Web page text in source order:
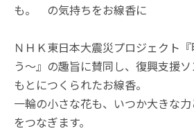
も。 の気持ちをお線香に
ＮＨＫ東日本大震災プロジェクト
う〜』の趣旨に賛同し、復興支援
もとにつくられたお線香。
一輪の小さな花も、いつか大きな
をつなぎます。